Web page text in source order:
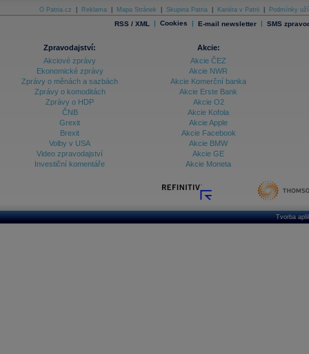
O Patria.cz Reklama Mapa Stránek Skupina Patria Kariéra v Patrii Podmínky
RSS / XML | Cookies | E-mail newsletter | SMS
Zpravodajství:
Akciové zprávy
Ekonomické zprávy
Zprávy o měnách a sazbách
Zprávy o komoditách
Zprávy o HDP
ČNB
Grexit
Brexit
Volby v USA
Video zpravodajství
Investiční komentáře
Akcie:
Akcie ČEZ
Akcie NWR
Akcie Komerční banka
Akcie Erste Bank
Akcie O2
Akcie Kofola
Akcie Apple
Akcie Facebook
Akcie BMW
Akcie GE
Akcie Moneta
Tvorba